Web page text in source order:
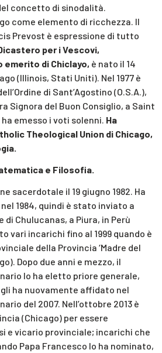
concetto di sinodalità.
come elemento di ricchezza. Il
Prevost è espressione di tutto
per i Vescovi,
di Chiclayo, è nato il 14
(Illinois, Stati Uniti). Nel 1977 è
di Sant’Agostino (O.S.A.),
Signora del Buon Consiglio, a Saint
ha emesso i voti solenni. Ha
Theological Union di Chicago,
e Filosofia.
sacerdotale il 19 giugno 1982. Ha
1984, quindi è stato inviato a
Chulucanas, a Piura, in Perù
vari incarichi fino al 1999 quando è
della Provincia ‘Madre del
Dopo due anni e mezzo, il
lo ha eletto priore generale,
ha nuovamente affidato nel
del 2007. Nell’ottobre 2013 è
(Chicago) per essere
e vicario provinciale; incarichi che
Papa Francesco lo ha nominato,